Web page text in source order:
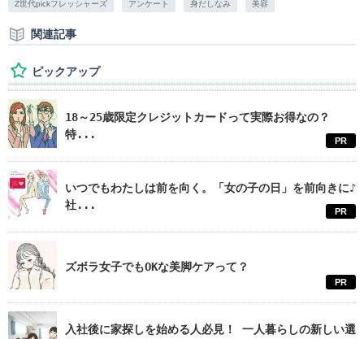
Z世代pickフレッシャーズ アンケート 身だしなみ 美容
関連記事
ピックアップ
18～25歳限定クレジットカードって実際お得なの？
特...
PR
いつでもわたしは前を向く。「女の子の日」を前向きに♪
社...
PR
ズボラ女子でもOKな美脚ケアって？
PR
入社後に家探しを始める人必見！ 一人暮らしの新しい選